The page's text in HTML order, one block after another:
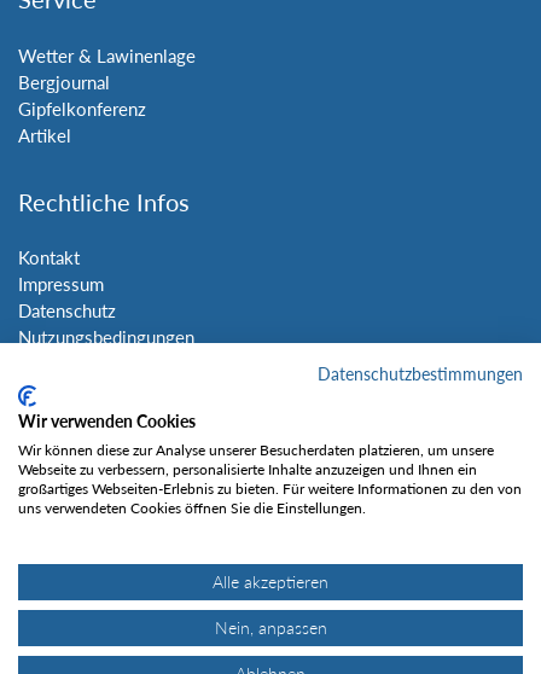
Wetter & Lawinenlage
Bergjournal
Gipfelkonferenz
Artikel
Rechtliche Infos
Kontakt
Impressum
Datenschutz
Nutzungsbedingungen
Social Media
Gefällt mir
Datenschutzbestimmungen
Wir verwenden Cookies
Wir können diese zur Analyse unserer Besucherdaten platzieren, um unsere
Webseite zu verbessern, personalisierte Inhalte anzuzeigen und Ihnen ein
großartiges Webseiten-Erlebnis zu bieten. Für weitere Informationen zu den von
uns verwendeten Cookies öffnen Sie die Einstellungen.
Alle akzeptieren
Nein, anpassen